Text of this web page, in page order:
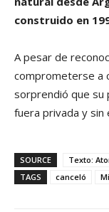
construido en
A pesar de
comprometerse a
sorprendió que su
fuera privada y sin
SOURCE
Texto:
TAGS
canceló